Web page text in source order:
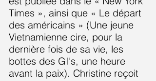
Times », ainsi que « Le départ
des américains » (Une jeune
Vietnamienne cire, pour la
dernière fois de sa vie, les
bottes des GI's, une heure
avant la paix). Christine reçoit